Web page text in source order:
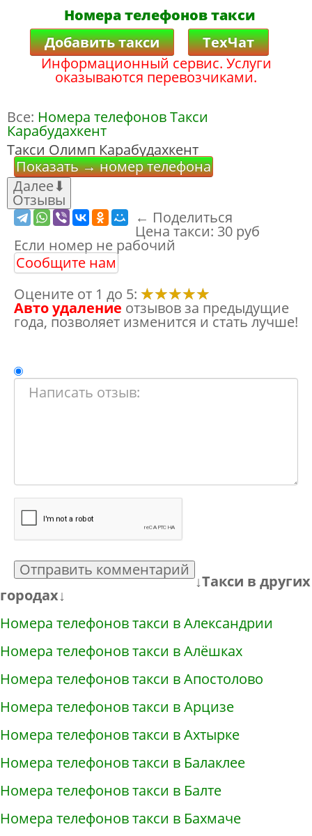
Номера телефонов такси
Добавить такси
ТехЧат
Информационный сервис. Услуги
оказываются перевозчиками.
Все: Номера телефонов Такси
Карабудахкент
Такси Олимп Карабудахкент
Показать → номер телефона
Далее⬇
Отзывы
← Поделиться
Цена такси: 30 руб
Если номер не рабочий
Сообщите нам
Оцените от 1 до 5:
Авто удаление отзывов за предыдущие
года, позволяет изменится и стать лучше!
Отправить комментарий
↓Такси в других
городах↓
Номера телефонов такси в Александрии
Номера телефонов такси в Алёшках
Номера телефонов такси в Апостолово
Номера телефонов такси в Арцизе
Номера телефонов такси в Ахтырке
Номера телефонов такси в Балаклее
Номера телефонов такси в Балте
Номера телефонов такси в Бахмаче